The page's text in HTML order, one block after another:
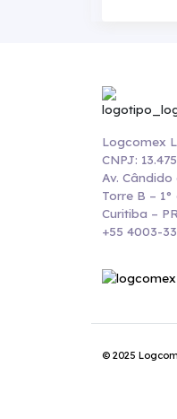
Logcomex
CNPJ:
Av.
Torre B –
Curitiba –
+55 4003-
© 2025